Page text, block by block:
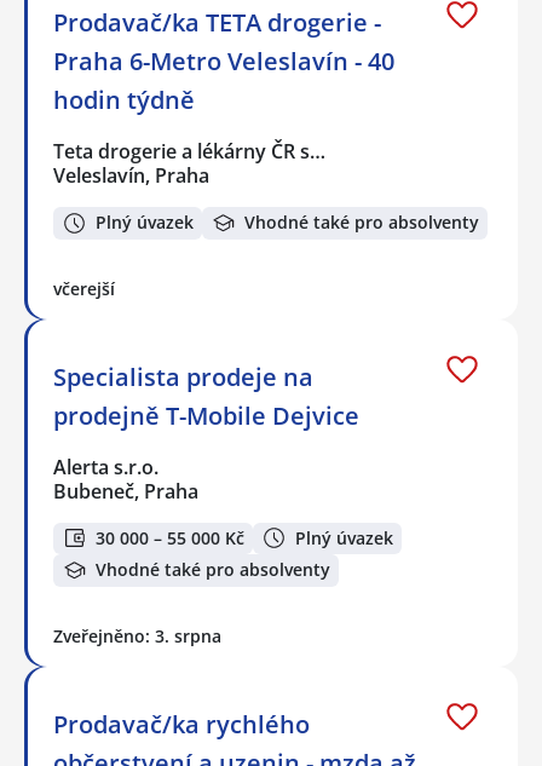
Prodavač/ka TETA drogerie -
Praha 6-Metro Veleslavín - 40
hodin týdně
Teta drogerie a lékárny ČR s…
Veleslavín, Praha
Plný úvazek Vhodné také pro absolventy
včerejší
Specialista prodeje na
prodejně T-Mobile Dejvice
Alerta s.r.o.
Bubeneč, Praha
30 000 – 55 000 Kč
Plný úvazek
Vhodné také pro absolventy
Zveřejněno: 3. srpna
Prodavač/ka rychlého